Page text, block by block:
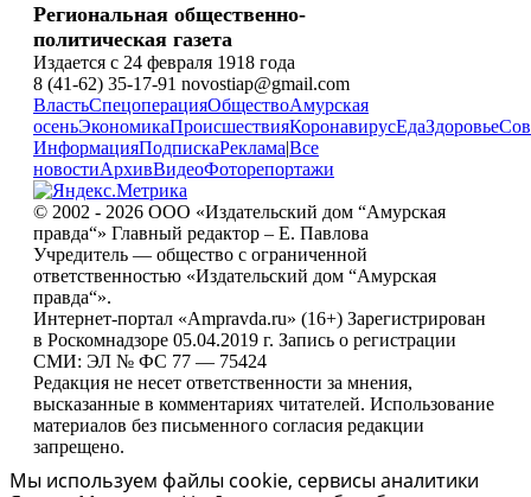
Региональная общественно-
политическая газета
Издается с 24 февраля 1918 года
8 (41-62) 35-17-91 novostiap@gmail.com
ВластьСпецоперацияОбществоАмурская
осеньЭкономикаПроисшествияКоронавирусЕдаЗдоровье
ИнформацияПодпискаРеклама|Все
новостиАрхивВидеоФоторепортажи
© 2002 - 2026 ООО «Издательский дом “Амурская
правда“» Главный редактор – Е. Павлова
Учредитель — общество с ограниченной
ответственностью «Издательский дом “Амурская
правда“».
Интернет-портал «Ampravda.ru» (16+) Зарегистрирован
в Роскомнадзоре 05.04.2019 г. Запись о регистрации
СМИ: ЭЛ № ФС 77 — 75424
Редакция не несет ответственности за мнения,
высказанные в комментариях читателей. Использование
материалов без письменного согласия редакции
запрещено.
Мы используем файлы cookie, сервисы аналитики